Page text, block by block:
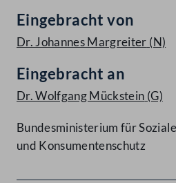
Eingebracht von
Dr. Johannes Margreiter (N)
Eingebracht an
Dr. Wolfgang Mückstein (G)
Bundesministerium für
und Konsumentenschutz